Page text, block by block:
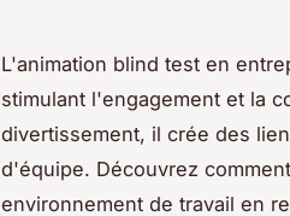
L'animation blind test en
stimulant l'engagement et la
divertissement, il crée des
d'équipe. Découvrez
environnement de travail en